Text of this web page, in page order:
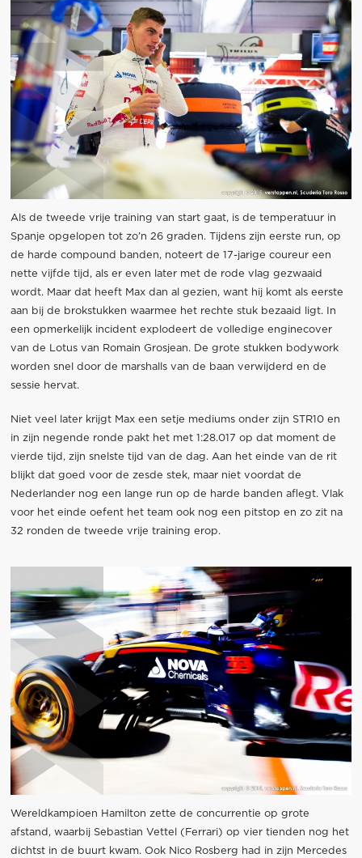
Als de tweede vrije training van start gaat, is de temperatuur in
Spanje opgelopen tot zo’n 26 graden. Tijdens zijn eerste run, op
de harde compound banden, noteert de 17-jarige coureur een
nette vijfde tijd, als er even later met de rode vlag gezwaaid
wordt. Maar dat heeft Max dan al gezien, want hij komt als eerste
aan bij de brokstukken waarmee het rechte stuk bezaaid ligt. In
een opmerkelijk incident explodeert de volledige enginecover
van de Lotus van Romain Grosjean. De grote stukken bodywork
worden snel door de marshalls van de baan verwijderd en de
sessie hervat.
Niet veel later krijgt Max een setje mediums onder zijn STR10 en
in zijn negende ronde pakt het met 1:28.017 op dat moment de
vierde tijd, zijn snelste tijd van de dag. Aan het einde van de rit
blijkt dat goed voor de zesde stek, maar niet voordat de
Nederlander nog een lange run op de harde banden aflegt. Vlak
voor het einde oefent het team ook nog een pitstop en zo zit na
32 ronden de tweede vrije training erop.
Wereldkampioen Hamilton zette de concurrentie op grote
afstand, waarbij Sebastian Vettel (Ferrari) op vier tienden nog het
dichtst in de buurt kwam. Ook Nico Rosberg had in zijn Mercedes